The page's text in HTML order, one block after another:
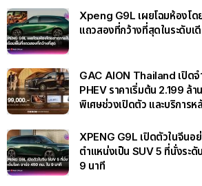
Xpeng G9L เผยโฉมห้องโด
แถวสองที่กว้างที่สุดในระดับเ
GAC AION Thailand เปิด
PHEV ราคาเริ่มต้น 2.199 ล้
พิเศษช่วงเปิดตัว และบริการห
XPENG G9L เปิดตัวในจีนอย่
ตำแหน่งเป็น SUV 5 ที่นั่งระดั
9 นาที